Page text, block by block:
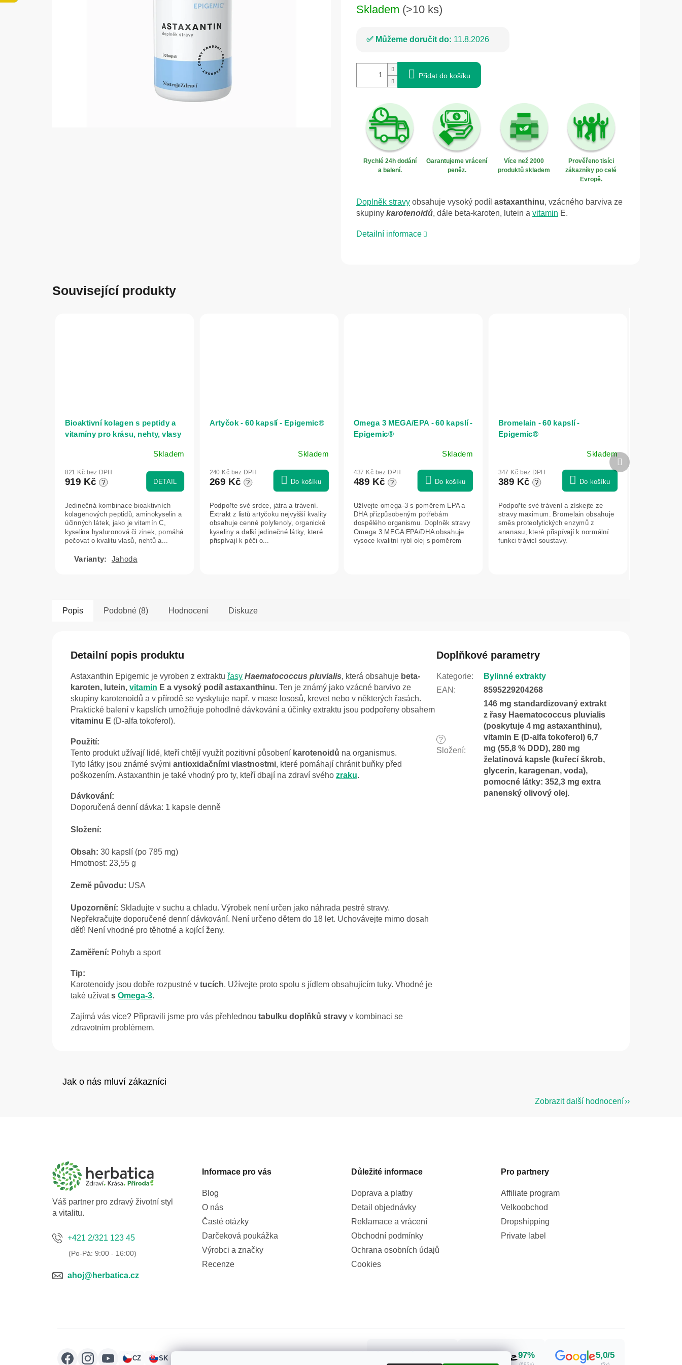
Skladem (>10 ks)
Můžeme doručit do: 11.8.2026
Přidat do košíku
Rychlé 24h dodání
a balení.
Garantujeme vrácení
peněz.
Více než 2000
produktů skladem
Prověřeno tisíci
zákazníky po celé
Evropě.
Doplněk stravy obsahuje vysoký podíl astaxanthinu, vzácného barviva ze
skupiny karotenoidů, dále beta-karoten, lutein a vitamin E.
Detailní informace
Související produkty
Bioaktivní kolagen s peptidy a
vitamíny pro krásu, nehty, vlasy
produktu
je
z
5
hvězdiček.
Skladem
821 Kč bez DPH
919 Kč ? DETAIL
Jedinečná kombinace bioaktivních
kolagenových peptidů, aminokyselin a
účinných látek, jako je vitamín C,
kyselina hyaluronová či zinek, pomáhá
pečovat o kvalitu vlasů, nehtů a...
Jahoda
Artyčok - 60 kapslí - Epigemic®
Skladem
240 Kč bez DPH
269 Kč ? Do košíku
Podpořte své srdce, játra a trávení.
Extrakt z listů artyčoku nejvyšší kvality
obsahuje cenné polyfenoly, organické
kyseliny a další jedinečné látky, které
přispívají k péči o...
Omega 3 MEGA/EPA - 60 kapslí -
Epigemic®
Skladem
437 Kč bez DPH
489 Kč ? Do košíku
Užívejte omega-3 s poměrem EPA a
DHA přizpůsobeným potřebám
dospělého organismu. Doplněk stravy
Omega 3 MEGA EPA/DHA obsahuje
vysoce kvalitní rybí olej s poměrem
Bromelain - 60 kapslí -
Epigemic®
Skladem
347 Kč bez DPH
389 Kč ? Do košíku
Podpořte své trávení a získejte ze
stravy maximum. Bromelain obsahuje
směs proteolytických enzymů z
ananasu, které přispívají k normální
funkci trávicí soustavy.
Další
produkt
Popis Podobné (8) Hodnocení Diskuze
Detailní popis produktu
Astaxanthin Epigemic je vyroben z extraktu řasy Haematococcus pluvialis, která obsahuje beta-
karoten, lutein, vitamin E a vysoký podíl astaxanthinu. Ten je známý jako vzácné barvivo ze
skupiny karotenoidů a v přírodě se vyskytuje např. v mase lososů, krevet nebo v některých řasách.
Praktické balení v kapslích umožňuje pohodlné dávkování a účinky extraktu jsou podpořeny obsahem
vitaminu E (D-alfa tokoferol).
Použití:
Tento produkt užívají lidé, kteří chtějí využít pozitivní působení karotenoidů na organismus.
Tyto látky jsou známé svými antioxidačními vlastnostmi, které pomáhají chránit buňky před
poškozením. Astaxanthin je také vhodný pro ty, kteří dbají na zdraví svého zraku.
Dávkování:
Doporučená denní dávka: 1 kapsle denně
Složení:
Obsah: 30 kapslí (po 785 mg)
Hmotnost: 23,55 g
Země původu: USA
Upozornění: Skladujte v suchu a chladu. Výrobek není určen jako náhrada pestré stravy.
Nepřekračujte doporučené denní dávkování. Není určeno dětem do 18 let. Uchovávejte mimo dosah
dětí! Není vhodné pro těhotné a kojící ženy.
Zaměření: Pohyb a sport
Tip:
Karotenoidy jsou dobře rozpustné v tucích. Užívejte proto spolu s jídlem obsahujícím tuky. Vhodné je
také užívats Omega-3.
Zajímá vás více? Připravili jsme pro vás přehlednou tabulku doplňků stravy v kombinaci se
zdravotním problémem.
Doplňkové parametry
Kategorie:
Bylinné extrakty
EAN : 8595229204268
?
Složení:
146 mg standardizovaný extrakt
z řasy Haematococcus pluvialis
(poskytuje 4 mg astaxanthinu),
vitamin E (D-alfa tokoferol) 6,7
mg (55,8 % DDD), 280 mg
želatinová kapsle (kuřecí škrob,
glycerin, karagenan, voda),
pomocné látky: 352,3 mg extra
panenský olivový olej.
Zobrazit další hodnocení
Váš partner pro zdravý životní styl
a vitalitu.
+421 2/321 123 45
ahoj@herbatica.cz
Informace pro vás
Blog
O nás
Časté otázky
Darčeková poukážka
Výrobci a značky
Recenze
Důležité informace
Doprava a platby
Detail objednávky
Reklamace a vrácení
Obchodní podmínky
Ochrana osobních údajů
Cookies
Pro partnery
Affiliate program
Velkoobchod
Dropshipping
Private label
CZ SK 97% 5,0/5